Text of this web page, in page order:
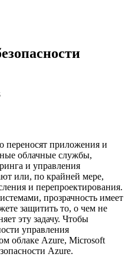
переносят приложения и
облачные службы,
и управления
или, по крайней мере,
и перепроектирования.
прозрачность имеет
защитить то, о чем не
эту задачу. Чтобы
управления
облаке Azure, Microsoft
Azure.